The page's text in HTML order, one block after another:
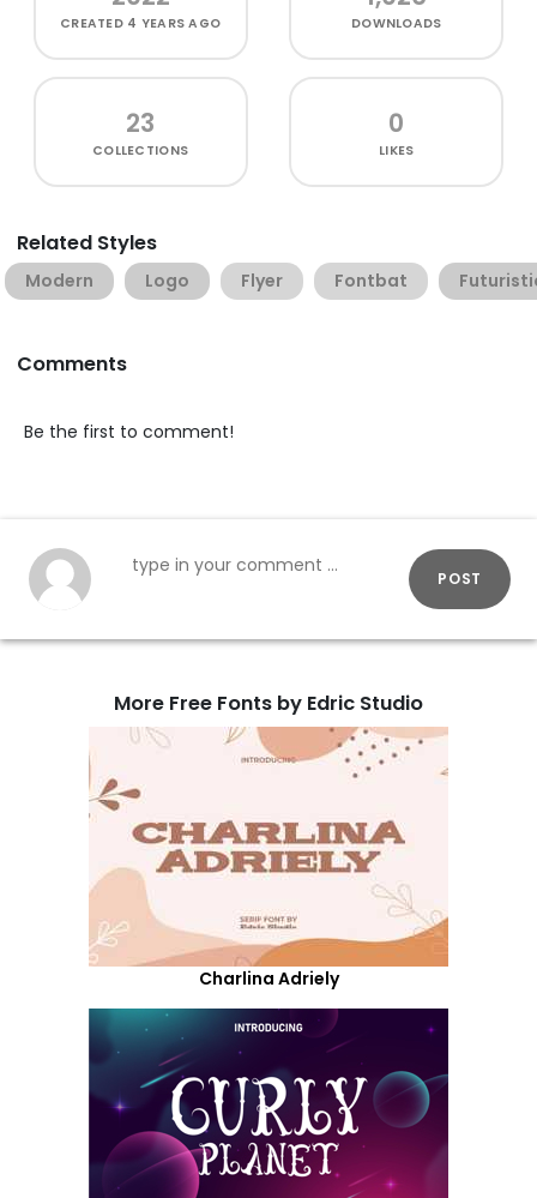
CREATED 4 YEARS AGO DOWNLOADS
23
COLLECTIONS
0
LIKES
Related Styles
Modern Logo Flyer Fontbat
Comments
Be the first to comment!
POST
More Free Fonts by Edric Studio
Charlina Adriely